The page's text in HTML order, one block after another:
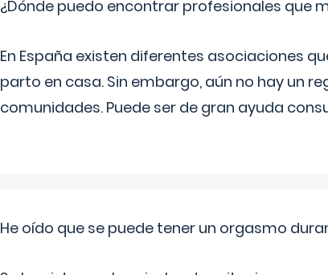
¿Dónde puedo encontrar profesionales que
En España existen diferentes asociaciones
parto en casa. Sin embargo, aún no hay un
comunidades. Puede ser de gran ayuda
He oído que se puede tener un orgasmo